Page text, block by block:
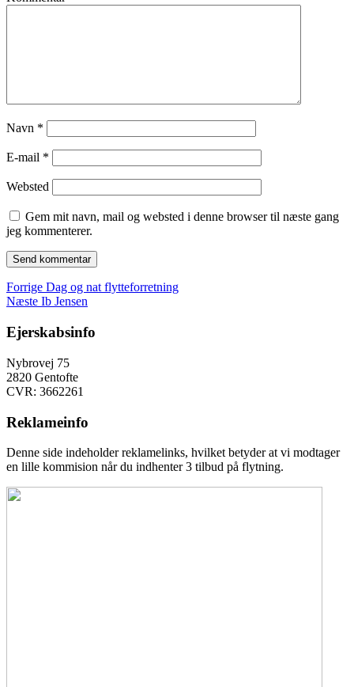
Navn *
E-mail *
Websted
Gem mit navn, mail og websted i denne browser til næste gang
jeg kommenterer.
Indlægsnavigation
Forrige Forrige
indlæg:
Dag og nat flytteforretning
Næste Næste
Ib Jensen
Ejerskabsinfo
Nybrovej 75
2820 Gentofte
CVR: 3662261
Reklameinfo
Denne side indeholder reklamelinks, hvilket betyder at vi modtager
en lille kommision når du indhenter 3 tilbud på flytning.